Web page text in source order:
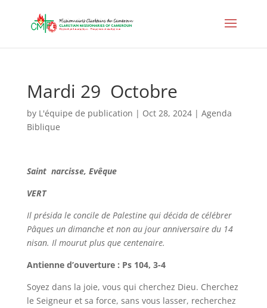
Mardi 29 Octobre
by L'équipe de publication | Oct 28, 2024| Agenda
Biblique
Saint narcisse, Evêque
VERT
Il présida le concile de Palestine qui décida de célébrer
Pâques un dimanche et non au jour anniversaire du 14
nisan. Il mourut plus que centenaire.
Antienne d’ouverture : Ps 104, 3-4
Soyez dans la joie, vous qui cherchez Dieu. Cherchez
le Seigneur et sa force, sans vous lasser, recherchez